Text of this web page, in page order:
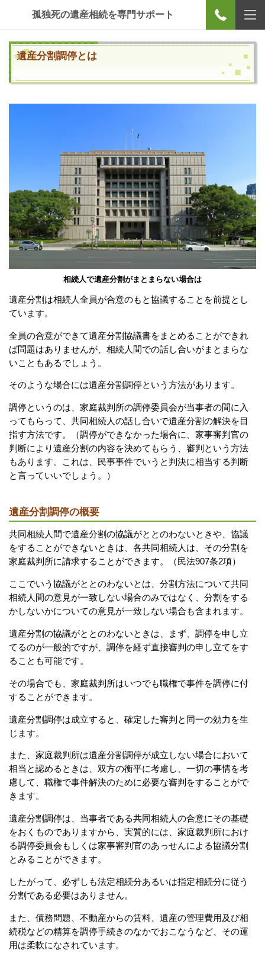
孤独死の遺産相続を専門サポート
遺産分割調停とは
相続人で遺産分割がまとまらない場合は
遺産分割は相続人全員が合意のもと協議することを前提とし
ています。
全員の合意ができて遺産分割協議書をまとめることができれ
ば問題はありませんが、相続人間での話し合いがまとまらな
いこともあるでしょう。
そのような場合には遺産分割調停という方法があります。
調停というのは、家庭裁判所の調停委員会が当事者の間に入
ってもらって、共同相続人の話し合いで遺産分割の解決を目
指す方法です。
（調停ができなかった場合に、家事審判官の
判断により遺産分割の内容を決めてもらう、審判という方法
もあります。これは、民事事件でいうと判決に相当する判断
と言っていいでしょう。）
遺産分割調停の概要
共同相続人間で遺産分割の協議がととのわないときや、協議
をすることができないときは、各共同相続人は、その分割を
家庭裁判所に請求することができます。（民法907条2項）
ここでいう協議がととのわないとは、分割方法について共同
相続人間の意見が一致しない場合のみではなく、分割をする
かしないかについての意見が一致しない場合も含まれます。
遺産分割の協議がととのわないときは、まず、調停を申し立
てるのが一般的ですが、調停を経ず直接審判の申し立てをす
ることも可能です。
その場合でも、家庭裁判所はいつでも職権で事件を調停に付
することができます。
遺産分割調停は成立すると、確定した審判と同一の効力を生
じます。
また、家庭裁判所は遺産分割調停が成立しない場合において
相当と認めるときは、双方の衡平に考慮し、一切の事情を考
慮して、職権で事件解決のために必要な審判をすることがで
きます。
遺産分割調停は、当事者である共同相続人の合意にその基礎
をおくものでありますから、実質的には、家庭裁判所におけ
る調停委員会もしくは家事審判官のあっせんによる協議分割
とみることができます。
したがって、必ずしも法定相続分あるいは指定相続分に従う
分割である必要はありません。
また、債務問題、不動産からの賃料、遺産の管理費用及び相
続税などの精算を調停手続きのなかでおこなうなど、その運
用は柔軟になされています。